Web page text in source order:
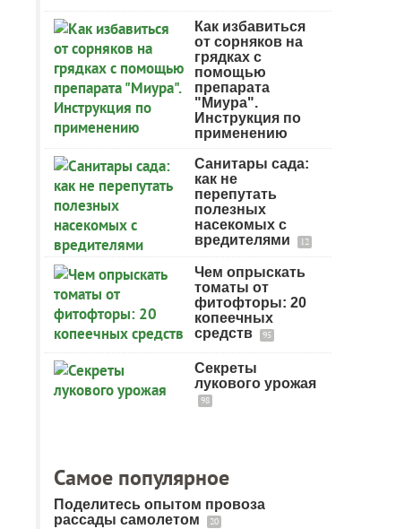
Как избавиться
от сорняков на
грядках с
помощью
препарата
"Миура".
Инструкция по
применению
Санитары сада:
как не
перепутать
полезных
насекомых с
вредителями
12
Чем опрыскать
томаты от
фитофторы: 20
копеечных
средств
95
Секреты
лукового урожая
98
Самое популярное
Поделитесь опытом провоза
рассады самолетом
20